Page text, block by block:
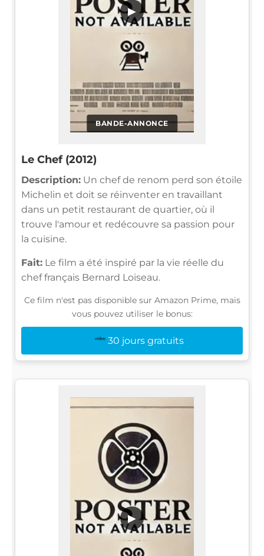
BANDE-ANNONCE
▶
Le Chef (2012)
Description: Un chef de renom perd son étoile
Michelin et doit se réinventer en travaillant
dans un petit restaurant de quartier, où il
trouve l'amour et redécouvre sa passion pour
la cuisine.
Fait: Le film a été inspiré par la vie réelle du
chef français Bernard Loiseau.
Ce film n'est pas disponible sur Amazon Prime, mais
vous pouvez utiliser le bonus:
30 jours gratuits
▶